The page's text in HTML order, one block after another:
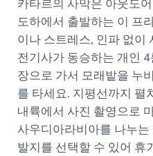
카타르의 사막은 아웃도
도하에서 출발하는 이 프
이나 스트레스, 인파 없이
전기사가 동승하는 개인
장으로 가서 모래밭을 누
를 타세요. 지평선까지 펼
내륙에서 사진 촬영으로
사우디아라비아를 나누
발지를 선택할 수 있어 휴